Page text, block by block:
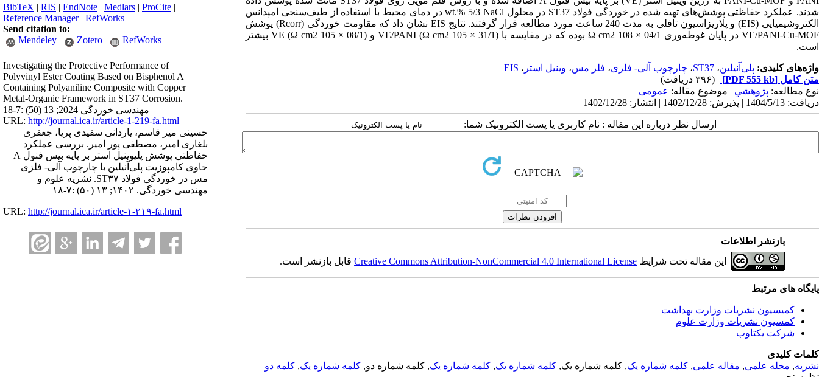
BibTeX | RIS | EndNote | Medlars | ProCite |
Reference Manager| RefWorks
Send citation to:
Mendeley
Zotero RefWorks
Investigating the Protective Performance of
Polyvinyl Ester Coating Based on Bisphenol A
Containing Polyaniline Composite with Copper
Metal-Organic Framework in ST37 Corrosion.
مهندسی خوردگی 2024; 13 (50) :7-18
URL: http://journal.ica.ir/article-1-219-fa.html
حسینی میر قاسم، یاردانی سفیدی پریا، جعفری
بلغاری امیر، مصطفی پور امیر. بررسی عملکرد
حفاظتی پوشش پلیوینیل استر بر پایه بیس فنول A
حاوی کامپوزیت پلی‌آنیلین با چارچوب‌ آلی- فلزی
مس در خوردگی فولاد ST۳۷. نشریه علوم و
مهندسی خوردگی. ۱۴۰۲; ۱۳ (۵۰) :۷-۱۸
URL: http://journal.ica.ir/article-۱-۲۱۹-fa.html
شدند. عملکرد حفاظتی پوشش‌های تهیه شده در خوردگی فولاد ST37 در محلول wt.% 5/3 NaCl در دمای محیط با استفاده از طیف‌سنجی امپدانس
الکتروشیمیایی (EIS) و پلاریزاسیون تافلی به مدت 240 ساعت مورد مطالعه قرار گرفتند. نتایج EIS نشان داد که مقاومت خوردگی (Rcorr) پوشش
VE/PANI-Cu-MOF در پایان غوطه‌وری Ω cm2 108 × 04/1 بوده که در مقایسه با VE/PANI (Ω cm2 105 × 31/1) و VE (Ω cm2 105 × 08/1) بیشتر
است.
واژه‌های کلیدی: پلی‌آنیلین، ST37، چارچوب آلی- فلزی، فلز مس، وینیل استر ، EIS
متن کامل [PDF 555 kb]
(۳۹۶ دریافت)
نوع مطالعه: پژوهشي | موضوع مقاله: عمومى
دریافت: 1404/5/13 | پذیرش: 1402/12/28 | انتشار: 1402/12/28
ارسال نظر درباره این مقاله : نام کاربری یا پست الکترونیک شما:
بازنشر اطلاعات
این مقاله تحت شرایط Creative Commons Attribution-NonCommercial 4.0 International Licenseقابل بازنشر است.
پایگاه های مرتبط
کمیسیون نشریات وزارت بهداشت
کمسیون نشریات وزارت علوم
شرکت یکتاوب
کلمات کلیدی
نشریه, مجله علمی, مقاله علمی, کلمه شماره یک, کلمه شماره یک, کلمه شماره یک, کلمه شماره یک, کلمه شماره دو, کلمه شماره یک, کلمه دو